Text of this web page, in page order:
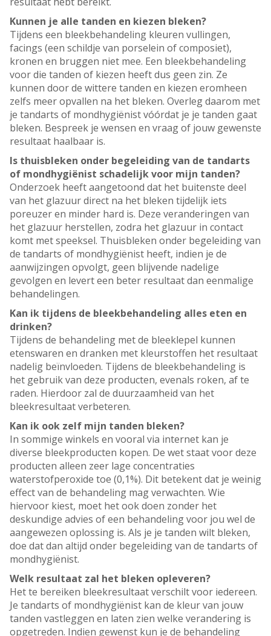
Kunnen je alle tanden en kiezen bleken?
Tijdens een bleekbehandeling kleuren vullingen,
facings (een schildje van porselein of composiet),
kronen en bruggen niet mee. Een bleekbehandeling
voor die tanden of kiezen heeft dus geen zin. Ze
kunnen door de wittere tanden en kiezen eromheen
zelfs meer opvallen na het bleken. Overleg daarom met
je tandarts of mondhygiënist vóórdat je je tanden gaat
bleken. Bespreek je wensen en vraag of jouw gewenste
resultaat haalbaar is.
Is thuisbleken onder begeleiding van de tandarts
of mondhygiënist schadelijk voor mijn tanden?
Onderzoek heeft aangetoond dat het buitenste deel
van het glazuur direct na het bleken tijdelijk iets
poreuzer en minder hard is. Deze veranderingen van
het glazuur herstellen, zodra het glazuur in contact
komt met speeksel. Thuisbleken onder begeleiding van
de tandarts of mondhygiënist heeft, indien je de
aanwijzingen opvolgt, geen blijvende nadelige
gevolgen en levert een beter resultaat dan eenmalige
behandelingen.
Kan ik tijdens de bleekbehandeling alles eten en
drinken?
Tijdens de behandeling met de bleeklepel kunnen
etenswaren en dranken met kleurstoffen het resultaat
nadelig beïnvloeden. Tijdens de bleekbehandeling is
het gebruik van deze producten, evenals roken, af te
raden. Hierdoor zal de duurzaamheid van het
bleekresultaat verbeteren.
Kan ik ook zelf mijn tanden bleken?
In sommige winkels en vooral via internet kan je
diverse bleekproducten kopen. De wet staat voor deze
producten alleen zeer lage concentraties
waterstofperoxide toe (0,1%). Dit betekent dat je weinig
effect van de behandeling mag verwachten. Wie
hiervoor kiest, moet het ook doen zonder het
deskundige advies of een behandeling voor jou wel de
aangewezen oplossing is. Als je je tanden wilt bleken,
doe dat dan altijd onder begeleiding van de tandarts of
mondhygiënist.
Welk resultaat zal het bleken opleveren?
Het te bereiken bleekresultaat verschilt voor iedereen.
Je tandarts of mondhygiënist kan de kleur van jouw
tanden vastleggen en laten zien welke verandering is
opgetreden. Indien gewenst kun je de behandeling